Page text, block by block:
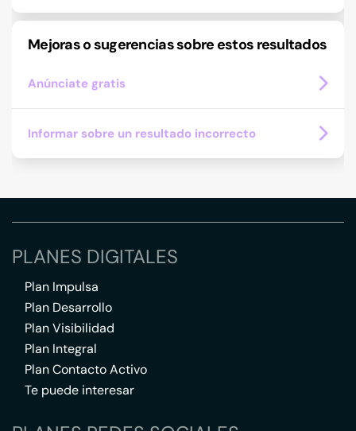
Mejoras o sugerencias sobre estos resultados
Anúnciate gratis
Informar sobre un resultado incorrecto
PLANES DIGITALES
Plan Impulsa
Plan Desarrollo
Plan Visibilidad
Plan Integral
Plan Contacto Activo
Te puede interesar